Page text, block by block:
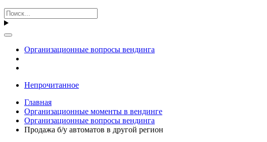
Организационные вопросы вендинга
Непрочитанное
Главная
Организационные моменты в вендинге
Организационные вопросы вендинга
Продажа б/у автоматов в другой регион